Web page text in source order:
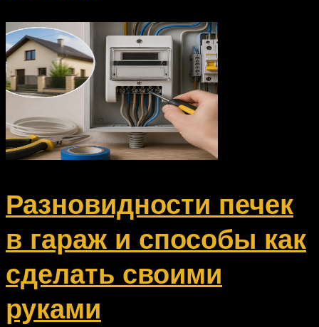
Разновидности печек
в гараж и способы как
сделать своими
руками